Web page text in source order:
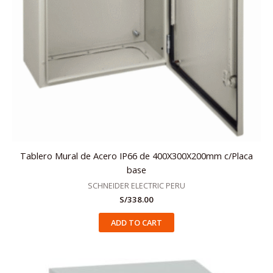
Tablero Mural de Acero IP66 de 400X300X200mm c/Placa
base
SCHNEIDER ELECTRIC PERU
S/338.00
ADD TO CART